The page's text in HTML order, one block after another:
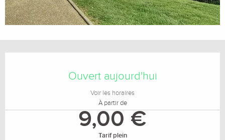
Ouvert aujourd'hui
Voir les horaires
À partir de
9,00 €
Tarif plein